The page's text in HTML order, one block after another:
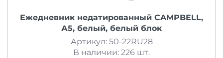
Ежедневник недатированный CAMPBELL,
А5, белый, белый блок
Артикул: 50-22RU28
В наличии: 226 шт.